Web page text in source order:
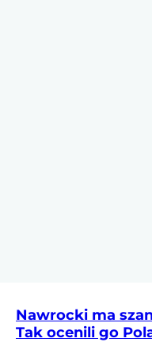
Nawrocki ma
Tak ocenili go